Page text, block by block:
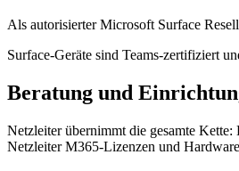
Als autorisierter Microsoft Surface
Surface-Geräte sind Teams-zertifiziert
Beratung und
Netzleiter übernimmt die gesamte
Netzleiter M365-Lizenzen und